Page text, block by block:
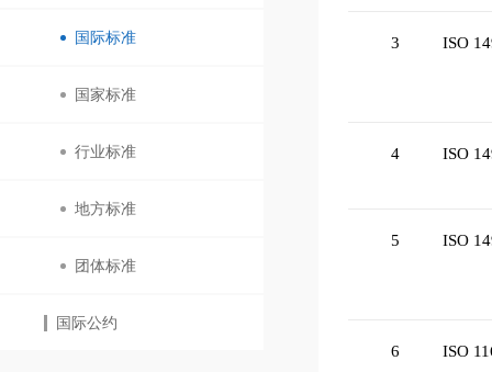
国际标准
国家标准
行业标准
地方标准
团体标准
国际公约
3 ISO
4 ISO
5 ISO
6 ISO